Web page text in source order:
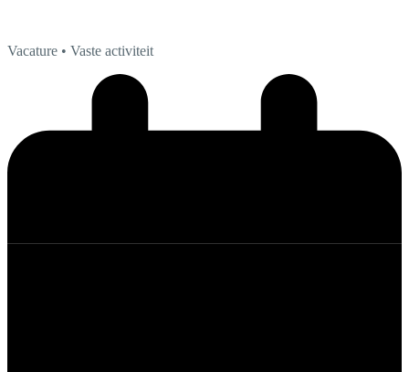
Vacature • Vaste activiteit